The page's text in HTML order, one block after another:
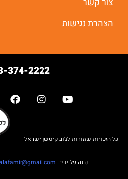
הצהרת נגישות
374-2222
כל הזכויות שמורות לג'וב קיטשן ישראל
נבנה על ידי: Web complex IT